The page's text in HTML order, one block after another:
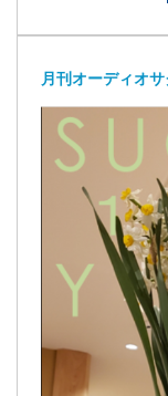
月刊オーディオ